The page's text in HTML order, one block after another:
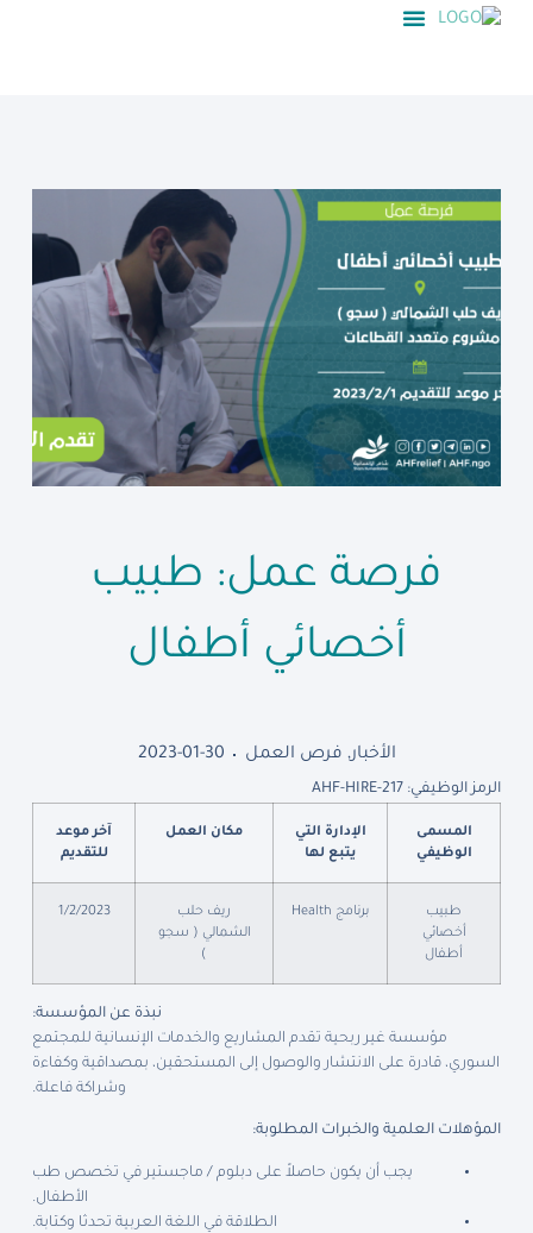
فرصة عمل: طبيب
أخصائي أطفال
الأخبار, فرص العمل 2023-01-30
الرمز الوظيفي: AHF-HIRE-217
المسمى
الوظيفي
الإدارة التي
يتبع لها
مكان العمل
آخر موعد
للتقديم
طبيب
أخصائي
أطفال
برنامج Health
ريف حلب
الشمالي ( سجو
)
1/2/2023
نبذة عن المؤسسة:
مؤسسة غير ربحية تقدم المشاريع والخدمات الإنسانية للمجتمع
السوري، قادرة على الانتشار والوصول إلى المستحقين، بمصداقية وكفاءة
وشراكة فاعلة.
المؤهلات العلمية والخبرات المطلوبة:
يجب أن يكون حاصلاً على دبلوم / ماجستير في تخصص طب
الأطفال.
الطلاقة في اللغة العربية تحدثا وكتابة.